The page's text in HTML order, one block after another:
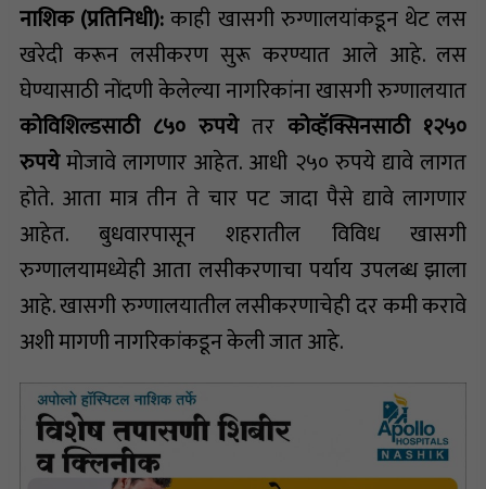
नाशिक (प्रतिनिधी):काही खासगी रुग्णालयांकडून थेट लस
खरेदी करून लसीकरण सुरू करण्यात आले आहे. लस
घेण्यासाठी नोंदणी केलेल्या नागरिकांना खासगी रुग्णालयात
कोविशिल्डसाठी ८५० रुपयेतरकोव्हॅक्सिनसाठी १२५०
रुपयेमोजावे लागणार आहेत. आधी २५० रुपये द्यावे लागत
होते. आता मात्र तीन ते चार पट जादा पैसे द्यावे लागणार
आहेत. बुधवारपासून शहरातील विविध खासगी
रुग्णालयामध्येही आता लसीकरणाचा पर्याय उपलब्ध झाला
आहे. खासगी रुग्णालयातील लसीकरणाचेही दर कमी करावे
अशी मागणी नागरिकांकडून केली जात आहे.